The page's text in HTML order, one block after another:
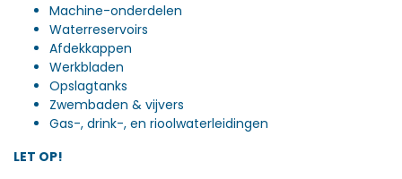
Machine-onderdelen
Waterreservoirs
Afdekkappen
Werkbladen
Opslagtanks
Zwembaden & vijvers
Gas-, drink-, en rioolwaterleidingen
LET OP!